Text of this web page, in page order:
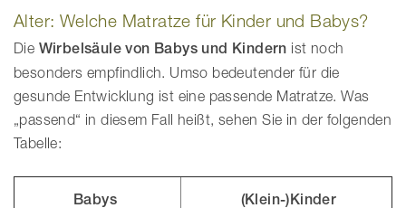
Alter: Welche Matratze für Kinder und Babys?
Die Wirbelsäule von Babys und Kindern ist noch
besonders empfindlich. Umso bedeutender für die
gesunde Entwicklung ist eine passende Matratze. Was
„passend“ in diesem Fall heißt, sehen Sie in der folgenden
Tabelle:
Babys (Klein-)Kinder